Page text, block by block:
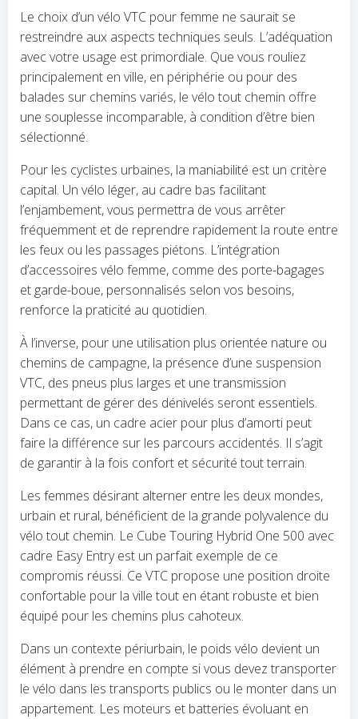
Le choix d’un vélo VTC pour femme ne saurait se
restreindre aux aspects techniques seuls. L’adéquation
avec votre usage est primordiale. Que vous rouliez
principalement en ville, en périphérie ou pour des
balades sur chemins variés, le vélo tout chemin offre
une souplesse incomparable, à condition d’être bien
sélectionné.
Pour les cyclistes urbaines, la maniabilité est un critère
capital. Un vélo léger, au cadre bas facilitant
l’enjambement, vous permettra de vous arrêter
fréquemment et de reprendre rapidement la route entre
les feux ou les passages piétons. L’intégration
d’accessoires vélo femme, comme des porte-bagages
et garde-boue, personnalisés selon vos besoins,
renforce la praticité au quotidien.
À l’inverse, pour une utilisation plus orientée nature ou
chemins de campagne, la présence d’une suspension
VTC, des pneus plus larges et une transmission
permettant de gérer des dénivelés seront essentiels.
Dans ce cas, un cadre acier pour plus d’amorti peut
faire la différence sur les parcours accidentés. Il s’agit
de garantir à la fois confort et sécurité tout terrain.
Les femmes désirant alterner entre les deux mondes,
urbain et rural, bénéficient de la grande polyvalence du
vélo tout chemin. Le Cube Touring Hybrid One 500 avec
cadre Easy Entry est un parfait exemple de ce
compromis réussi. Ce VTC propose une position droite
confortable pour la ville tout en étant robuste et bien
équipé pour les chemins plus cahoteux.
Dans un contexte périurbain, le poids vélo devient un
élément à prendre en compte si vous devez transporter
le vélo dans les transports publics ou le monter dans un
appartement. Les moteurs et batteries évoluant en